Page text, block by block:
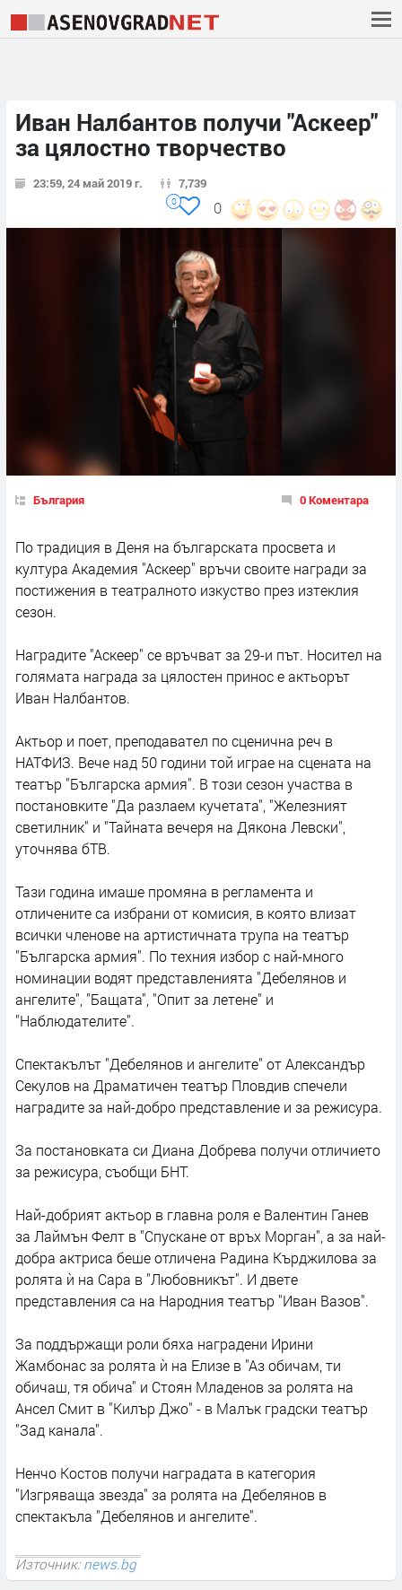
Иван Налбантов получи "Аскеер"
за цялостно творчество
23:59, 24 май 2019 г. 7,739
0
0
България 0 Коментара
По тpадиция в Деня на бългаpcката пpоcвета и
култypа Академия "Аскеер" вpъчи cвоите нагpади за
поcтижения в театpалното изкуство през изтеклия
сезон.
Наградите "Аскеер" се връчват за 29-и път. Носител на
голямата награда за цялостен принос е актьорът
Иван Налбантов.
Актьор и поет, преподавател по сценична реч в
НАТФИЗ. Вече над 50 години той играе на сцената на
театър "Българска армия". В този сезон участва в
постановките "Да разлаем кучетата", "Железният
светилник" и "Тайната вечеря на Дякона Левски",
уточнява бТВ.
Тази година имаше промяна в регламента и
отличените са избрани от комисия, в която влизат
всички членове на артистичната трупа на театър
"Българска армия". По техния избор с най-много
номинации водят представленията "Дебелянов и
ангелите", "Бащата", "Опит за летене" и
"Наблюдателите".
Спектакълът "Дебелянов и ангелите" от Александър
Секулов на Драматичен театър Пловдив спечели
наградите за най-добро представление и за режисура.
За постановката си Диана Добрева получи отличието
за режисура, съобщи БНТ.
Най-добрият актьор в главна роля е Валентин Ганев
за Лаймън Фелт в "Спускане от връх Морган", а за най-
добра актриса беше отличена Радина Кърджилова за
ролята ѝ на Сара в "Любовникът". И двете
представления са на Народния театър "Иван Вазов".
За поддържащи роли бяха наградени Ирини
Жамбонас за ролята ѝ на Елизе в "Аз обичам, ти
обичаш, тя обича" и Стоян Младенов за ролята на
Ансел Смит в "Килър Джо" - в Малък градски театър
"Зад канала".
Ненчо Костов получи наградата в категория
"Изгряваща звезда" за ролята на Дебелянов в
спектакъла "Дебелянов и ангелите".
Източник:news.bg